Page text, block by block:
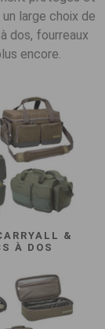
large choix de
dos, fourreaux
encore.
&
À DOS